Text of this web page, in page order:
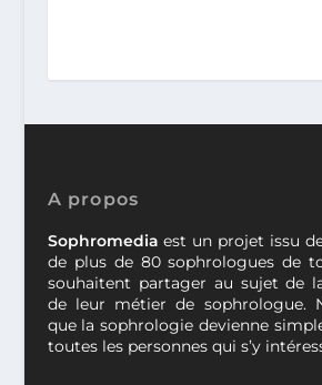
A propos
Sophromedia est un projet issu
de plus de 80 sophrologues de
souhaitent partager au sujet de
de leur métier de sophrologue.
que la sophrologie devienne
toutes les personnes qui s’y